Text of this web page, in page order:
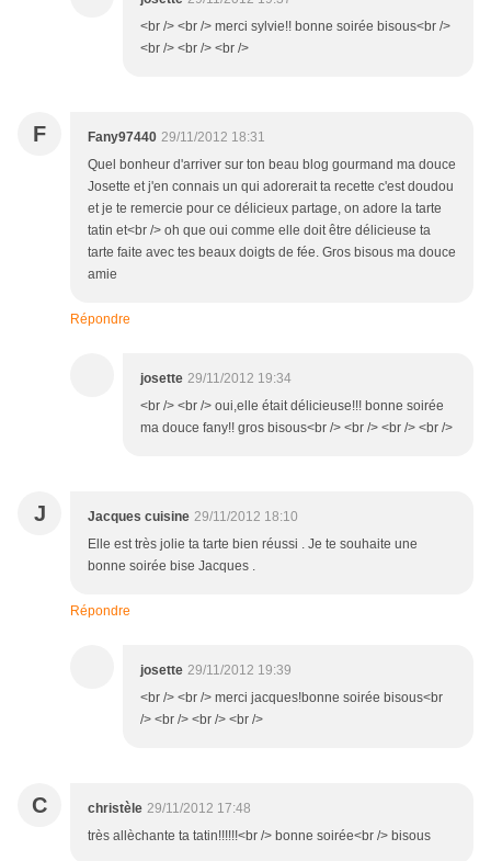
<br /> <br /> merci sylvie!! bonne soirée bisous<br />
<br /> <br /> <br />
F Fany97440 29/11/2012 18:31
Quel bonheur d'arriver sur ton beau blog gourmand ma douce
Josette et j'en connais un qui adorerait ta recette c'est doudou
et je te remercie pour ce délicieux partage, on adore la tarte
tatin et<br /> oh que oui comme elle doit être délicieuse ta
tarte faite avec tes beaux doigts de fée. Gros bisous ma douce
amie
Répondre
josette 29/11/2012 19:34
<br /> <br /> oui,elle était délicieuse!!! bonne soirée
ma douce fany!! gros bisous<br /> <br /> <br /> <br />
J Jacques cuisine 29/11/2012 18:10
Elle est très jolie ta tarte bien réussi . Je te souhaite une
bonne soirée bise Jacques .
Répondre
josette 29/11/2012 19:39
<br /> <br /> merci jacques!bonne soirée bisous<br
/> <br /> <br /> <br />
C christèle 29/11/2012 17:48
très allèchante ta tatin!!!!!!<br /> bonne soirée<br /> bisous